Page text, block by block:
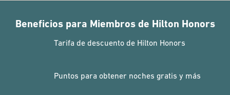
Beneficios para Miembros de Hilton Honors
Tarifa de descuento de Hilton Honors
Puntos para obtener noches gratis y más